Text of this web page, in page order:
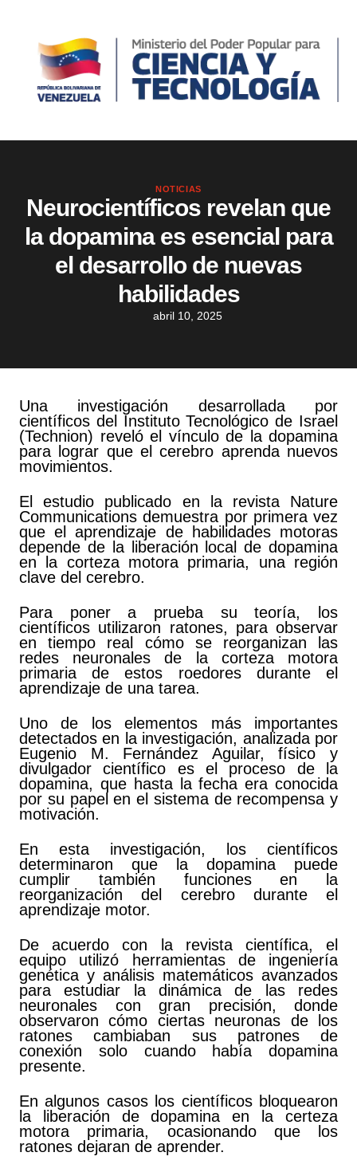
NOTICIAS
Neurocientíficos revelan que
la dopamina es esencial para
el desarrollo de nuevas
habilidades
abril 10, 2025
Una investigación desarrollada por
científicos del Instituto Tecnológico de Israel
(Technion) reveló el vínculo de la dopamina
para lograr que el cerebro aprenda nuevos
movimientos.
El estudio publicado en la revista Nature
Communications demuestra por primera vez
que el aprendizaje de habilidades motoras
depende de la liberación local de dopamina
en la corteza motora primaria, una región
clave del cerebro.
Para poner a prueba su teoría, los
científicos utilizaron ratones, para observar
en tiempo real cómo se reorganizan las
redes neuronales de la corteza motora
primaria de estos roedores durante el
aprendizaje de una tarea.
Uno de los elementos más importantes
detectados en la investigación, analizada por
Eugenio M. Fernández Aguilar, físico y
divulgador científico es el proceso de la
dopamina, que hasta la fecha era conocida
por su papel en el sistema de recompensa y
motivación.
En esta investigación, los científicos
determinaron que la dopamina puede
cumplir también funciones en la
reorganización del cerebro durante el
aprendizaje motor.
De acuerdo con la revista científica, el
equipo utilizó herramientas de ingeniería
genética y análisis matemáticos avanzados
para estudiar la dinámica de las redes
neuronales con gran precisión, donde
observaron cómo ciertas neuronas de los
ratones cambiaban sus patrones de
conexión solo cuando había dopamina
presente.
En algunos casos los científicos bloquearon
la liberación de dopamina en la certeza
motora primaria, ocasionando que los
ratones dejaran de aprender.